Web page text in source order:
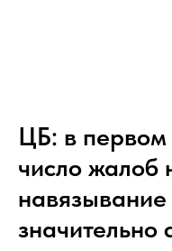
ЦБ: в первом
число жалоб
навязывание
значительно